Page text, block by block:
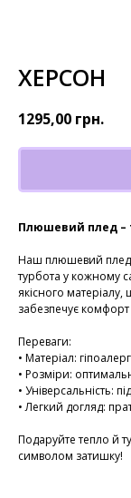
ХЕРСОН
1295,00 грн.
Плюшевий плед –
Наш плюшевий плед
турбота у кожному
якісного матеріалу,
забезпечує
Переваги:
• Матеріал:
• Розміри:
• Універсальність:
• Легкий догляд:
Подаруйте тепло й
символом затишку!